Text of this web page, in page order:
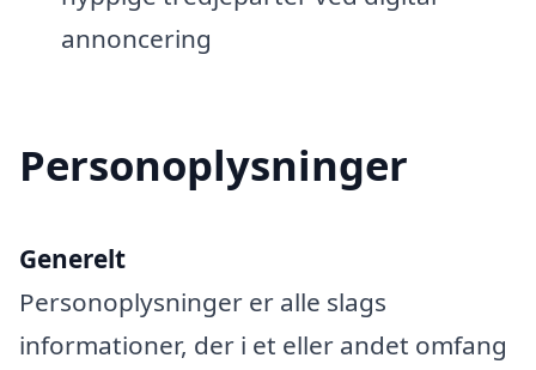
annoncering
Personoplysninger
Generelt
Personoplysninger er alle slags
informationer, der i et eller andet omfang